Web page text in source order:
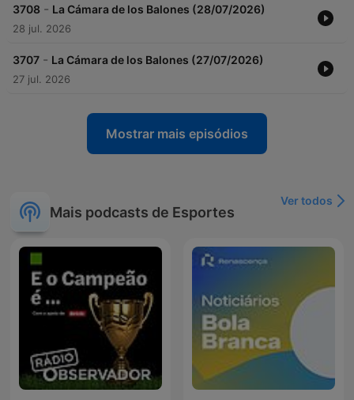
3708 - La Cámara de los Balones (28/07/2026)
28 jul. 2026
3707 - La Cámara de los Balones (27/07/2026)
27 jul. 2026
Mostrar mais episódios
Mais podcasts de Esportes
Ver todos